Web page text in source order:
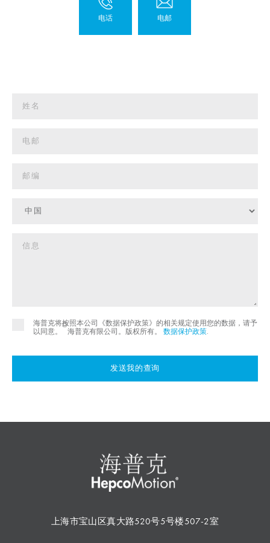
海普克将按照本公司《数据保护政策》的相关规定使用您的数据，请予
以同意。
©
海普克有限公司。版权所有。 数据保护政策
发送我的查询
上海市宝山区真大路520号5号楼507-2室